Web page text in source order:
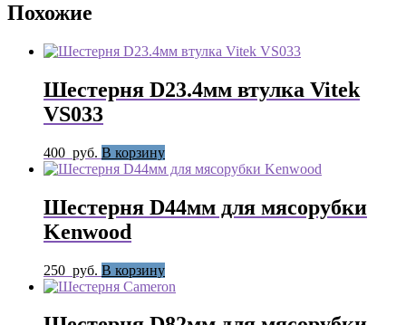
Похожие
Шестерня D23.4мм втулка Vitek
VS033
400 руб. В корзину
Шестерня D44мм для мясорубки
Kenwood
250 руб. В корзину